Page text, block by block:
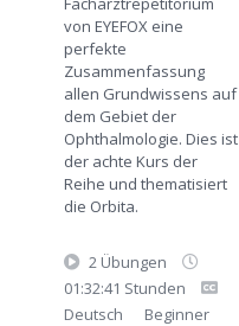
von EYEFOX eine
perfekte
Zusammenfassung
allen Grundwissens auf
dem Gebiet der
Ophthalmologie. Dies ist
der achte Kurs der
Reihe und thematisiert
die Orbita.
2 Übungen
01:32:41 Stunden
Deutsch
Beginner